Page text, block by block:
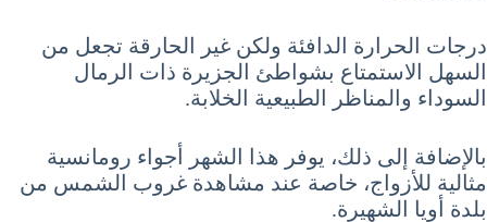
درجات الحرارة الدافئة ولكن غير الحارقة تجعل من
السهل الاستمتاع بشواطئ الجزيرة ذات الرمال
السوداء والمناظر الطبيعية الخلابة.
بالإضافة إلى ذلك، يوفر هذا الشهر أجواء رومانسية
مثالية للأزواج، خاصة عند مشاهدة غروب الشمس من
بلدة أويا الشهيرة.